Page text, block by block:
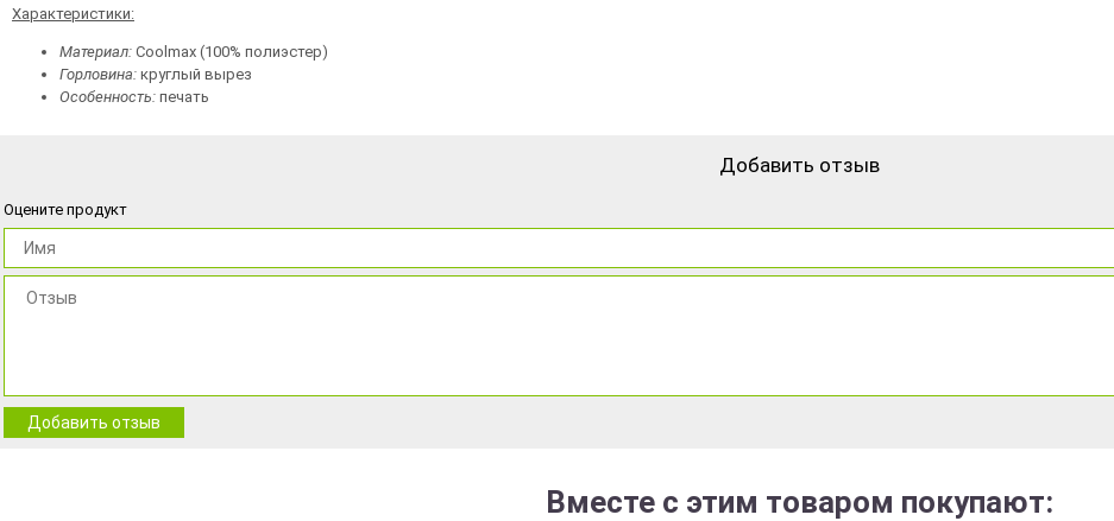
Характеристики:
Материал: Coolmax (100% полиэстер)
Горловина: круглый вырез
Особенность: печать
Добавить отзыв
Оцените продукт
Добавить отзыв
Вместе с этим товаром покупают: